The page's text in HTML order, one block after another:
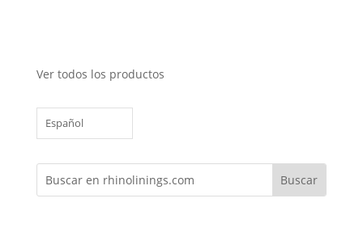
Ver todos los productos
Español